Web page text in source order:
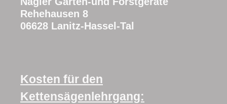
Rehehausen 8
06628 Lanitz-Hassel-Tal
Kosten für den
Kettensägenlehrgang: